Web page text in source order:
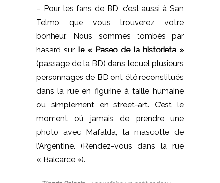
– Pour les fans de BD, c’est aussi à San
Telmo que vous trouverez votre
bonheur. Nous sommes tombés par
hasard sur le « Paseo de la historieta »
(passage de la BD) dans lequel plusieurs
personnages de BD ont été reconstitués
dans la rue en figurine à taille humaine
ou simplement en street-art. C’est le
moment où jamais de prendre une
photo avec Mafalda, la mascotte de
l’Argentine. (Rendez-vous dans la rue
« Balcarce »).